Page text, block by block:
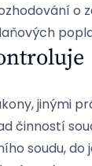
o
jinými
činností
soudu,